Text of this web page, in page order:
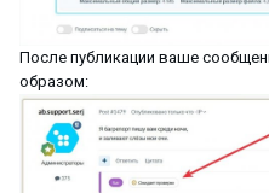
После публикации ваше
образом: